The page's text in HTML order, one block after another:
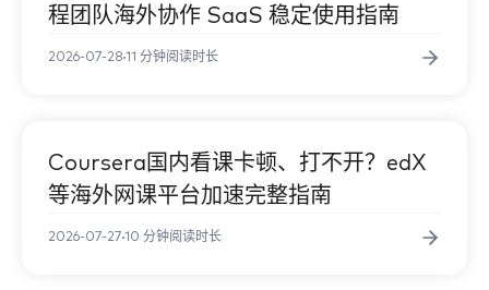
开？外贸人
、Teams
程团队海外协作 SaaS 稳定使用指南
2026-07-28 11 分钟阅读时长
学术科研
Coursera国内看课卡顿、打不开？edX
等海外网课平台加速完整指南
2026-07-27 10 分钟阅读时长